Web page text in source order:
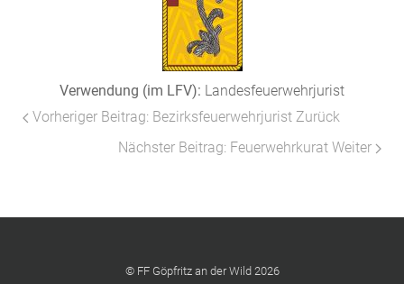
Verwendung (im LFV): Landesfeuerwehrjurist
Vorheriger Beitrag: Bezirksfeuerwehrjurist Zurück
Nächster Beitrag: Feuerwehrkurat Weiter
© FF Göpfritz an der Wild 2026